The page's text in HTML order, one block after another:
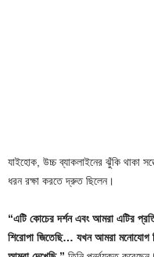
যাইহোক, উচ্চ ব্যাকলাইনের ঝুঁকি থাকা
ধরন রক্ষা করতে দ্রুত ছিলেন।
“এটি কোচের দর্শন এবং আমরা এটির
শিরোপা জিতেছি… যখন আমরা মনোযোগ